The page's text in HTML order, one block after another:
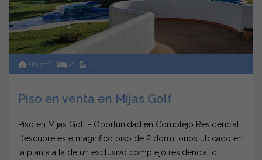
90 m2 2 2
Piso en venta en Mijas Golf
Piso en Mijas Golf - Oportunidad en Complejo Residencial
Descubre este magnífico piso de 2 dormitorios ubicado en
la planta alta de un exclusivo complejo residencial c...